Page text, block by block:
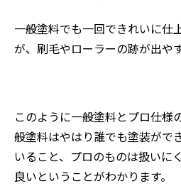
一般塗料でも一回できれいに仕
が、刷毛やローラーの跡が出や
このように一般塗料とプロ仕様
般塗料はやはり誰でも塗装がで
いること、プロのものは扱いに
良いということがわかります。